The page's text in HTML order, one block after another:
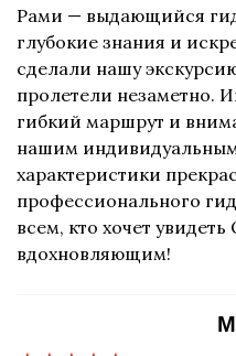
Рами — выдающийся
глубокие знания и
сделали нашу
пролетели незаметно.
гибкий маршрут и
нашим
характеристики
профессионального
всем, кто хочет
вдохновляющим!